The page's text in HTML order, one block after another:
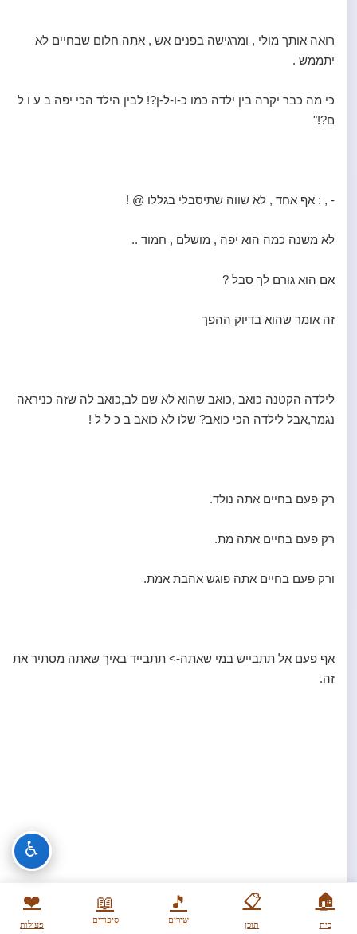
🏠
בית
📋
תוכן
🎵
שירים
📖
סיפורים
❤️
פעולות
רואה אותך מולי , ומרגישה בפנים אש , אתה חלום שבחיים לא
יתממש .
כי מה כבר יקרה בין ילדה כמו כ-ו-ל-ן?! לבין הילד הכי יפה ב ע ו ל
ם?!"
- , : אף אחד , לא שווה שתיסבלי בגללו @ !
לא משנה כמה הוא יפה , מושלם , חמוד ..
אם הוא גורם לך סבל ?
זה אומר שהוא בדיוק ההפך
לילדה הקטנה כואב ,כואב שהוא לא שם לב,כואב לה שזה כניראה
נגמר,אבל לילדה הכי כואב? שלו לא כואב ב כ ל ל !
רק פעם בחיים אתה נולד.
רק פעם בחיים אתה מת.
ורק פעם בחיים אתה פוגש אהבת אמת.
אף פעם אל תתבייש במי שאתה-> תתבייד באיך שאתה מסתיר את
זה.
♿